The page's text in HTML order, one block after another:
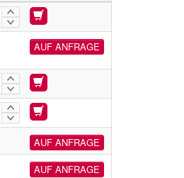
AUF ANFRAGE
AUF ANFRAGE
AUF ANFRAGE